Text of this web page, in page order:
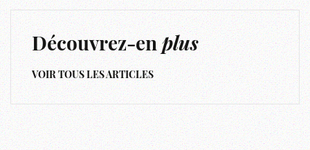
Découvrez-enplus
VOIR TOUS LES ARTICLES